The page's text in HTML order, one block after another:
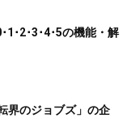
1･2･3･4･5の機能・解
界のジョブズ」の企